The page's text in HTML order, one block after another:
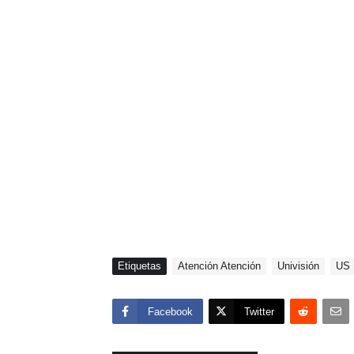
Etiquetas Atención Atención Univisión US
Facebook Twitter